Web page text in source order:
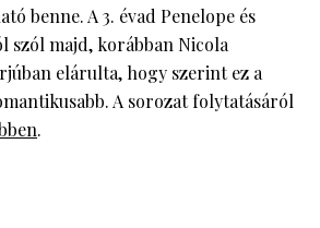
benne. A 3. évad Penelope és
szól majd, korábban Nicola
elárulta, hogy szerint ez a
A sorozat folytatásáról
.